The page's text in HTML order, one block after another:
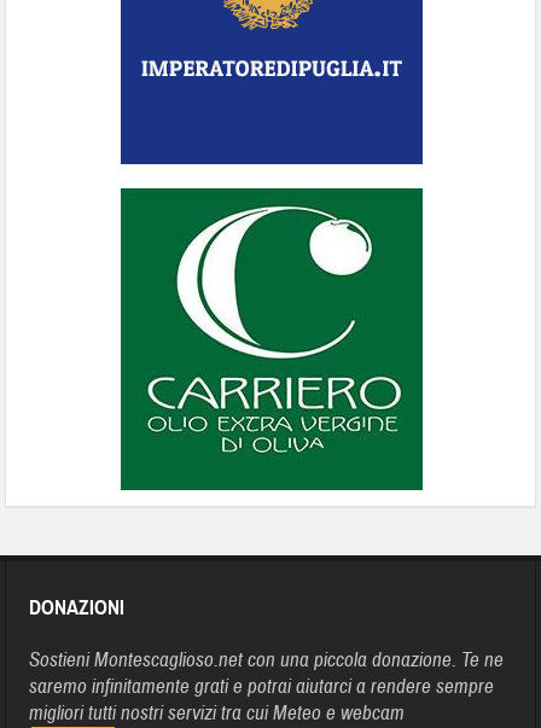
DONAZIONI
Sostieni Montescaglioso.net con una piccola donazione. Te ne
saremo infinitamente grati e potrai aiutarci a rendere sempre
migliori tutti nostri servizi tra cui Meteo e webcam